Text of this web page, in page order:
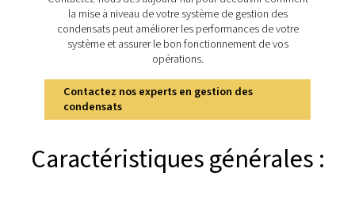
Découvrez les
caractéristiques du CDF
efficace des condensats pour les circuits d'air
fonctionnant à des pressions allant jusqu'à 10 bar.